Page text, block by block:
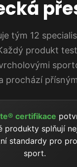
tým 12
produkt
prochází
certifikace
produkty splňují
standardy pro
sport.